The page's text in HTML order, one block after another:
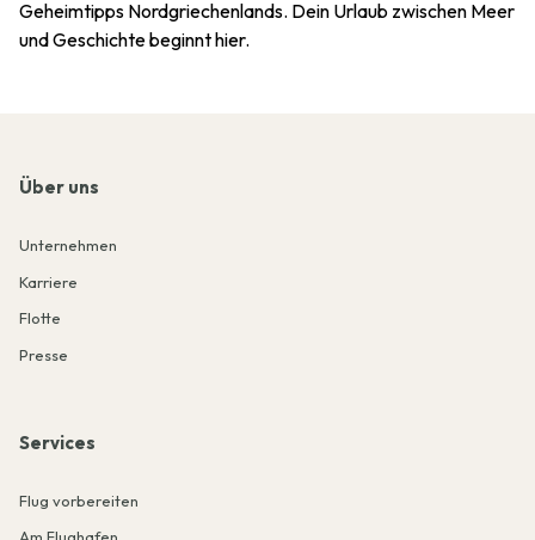
Geheimtipps Nordgriechenlands. Dein Urlaub zwischen Meer
und Geschichte beginnt hier.
Über uns
Unternehmen
Karriere
Flotte
Presse
Services
Flug vorbereiten